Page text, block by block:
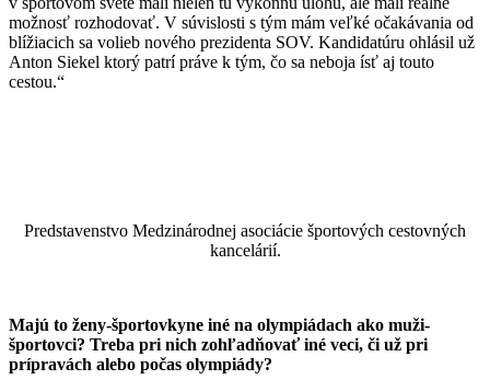
možnosť rozhodovať. V súvislosti s tým mám veľké očakávania od
blížiacich sa volieb nového prezidenta SOV. Kandidatúru ohlásil už
Anton Siekel ktorý patrí práve k tým, čo sa neboja ísť aj touto
cestou.“
Predstavenstvo Medzinárodnej asociácie športových cestovných
kancelárií.
Majú to ženy-športovkyne iné na olympiádach ako muži-
športovci? Treba pri nich zohľadňovať iné veci, či už pri
prípravách alebo počas olympiády?